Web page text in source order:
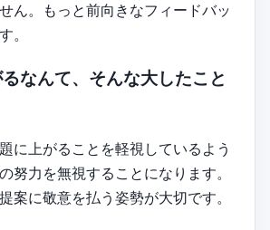
ん。もっと前向きなフィードバッ
。
なんて、そんな大したこと
に上がることを軽視しているよう
努力を無視することになります。
案に敬意を払う姿勢が大切です。